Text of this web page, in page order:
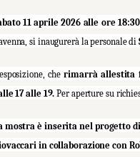
11 aprile 2026 alle ore 18:30
si inaugurerà la personale di
cherimarrà allestita
17 alle 19.Per aperture su
mostra è inserita nel progetto di
in collaborazione con